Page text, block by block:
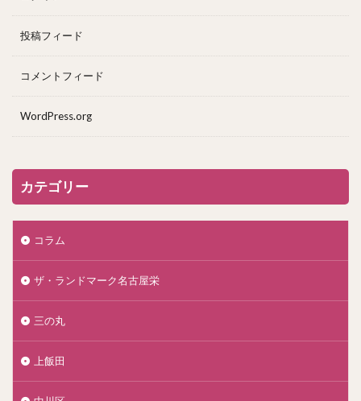
投稿フィード
コメントフィード
WordPress.org
カテゴリー
コラム
ザ・ランドマーク名古屋栄
三の丸
上飯田